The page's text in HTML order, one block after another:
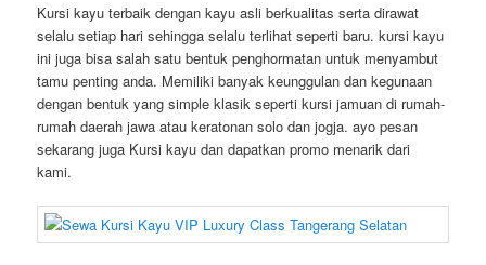
Kursi kayu terbaik dengan kayu asli berkualitas serta dirawat
selalu setiap hari sehingga selalu terlihat seperti baru. kursi kayu
ini juga bisa salah satu bentuk penghormatan untuk menyambut
tamu penting anda. Memiliki banyak keunggulan dan kegunaan
dengan bentuk yang simple klasik seperti kursi jamuan di rumah-
rumah daerah jawa atau keratonan solo dan jogja. ayo pesan
sekarang juga Kursi kayu dan dapatkan promo menarik dari
kami.